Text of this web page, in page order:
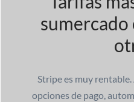
sumercado
Stripe es muy
opciones de pago,